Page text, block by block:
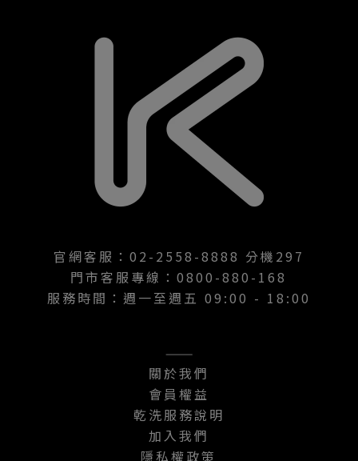
官網客服：02-2558-8888 分機297
門市客服專線：0800-880-168
服務時間：週一至週五 09:00 - 18:00
———
關於我們
會員權益
乾洗服務說明
加入我們
隱私權政策